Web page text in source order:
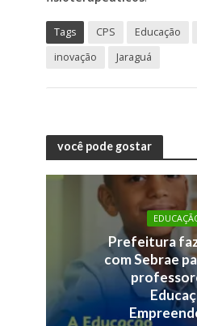
Tags CPS Educação
inovação
Jaraguá
você pode gostar
Prefeitura
com Sebrae